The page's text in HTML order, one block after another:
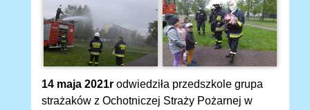
14 maja 2021r odwiedziła przedszkole grupa
strażaków z Ochotniczej Straży Pożarnej w